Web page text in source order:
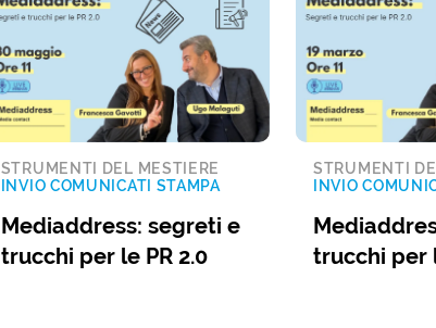
STRUMENTI DEL MESTIERE
INVIO COMUNICATI STAMPA
Mediaddress: segreti e
trucchi per le PR 2.0
STRUMENTI
INVIO
trucchi per